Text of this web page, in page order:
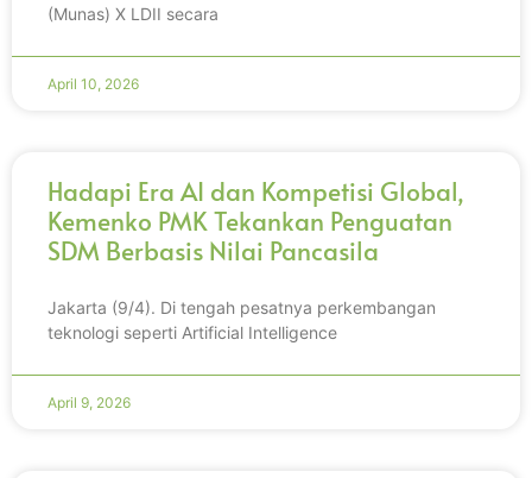
(Munas) X LDII secara
April 10, 2026
Hadapi Era AI dan Kompetisi Global,
Kemenko PMK Tekankan Penguatan
SDM Berbasis Nilai Pancasila
Jakarta (9/4). Di tengah pesatnya perkembangan
teknologi seperti Artificial Intelligence
April 9, 2026